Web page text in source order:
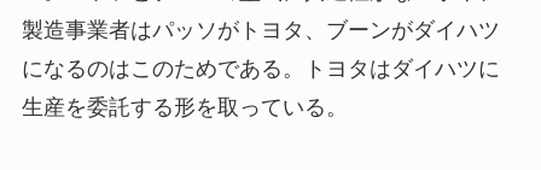
製造事業者はパッソがトヨタ、ブーンがダイハツ
になるのはこのためである。トヨタはダイハツに
生産を委託する形を取っている。